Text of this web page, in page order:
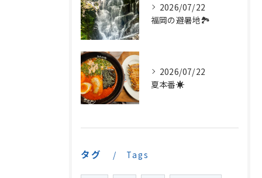
2026/07/22
福岡の避暑地🏞️
2026/07/22
夏本番☀️
タグ Tags